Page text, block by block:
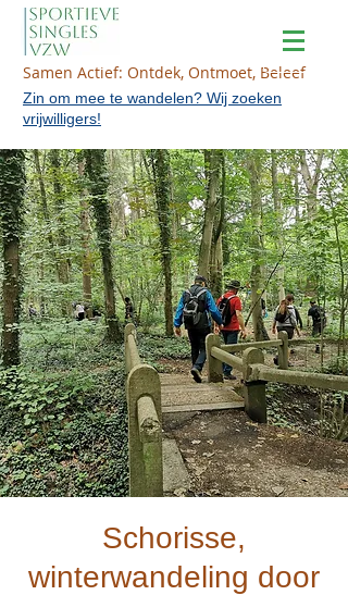
Samen Actief: Ontdek, Ontmoet, Beleef
Zin om mee te wandelen? Wij zoeken
vrijwilligers!
Schorisse,
winterwandeling door